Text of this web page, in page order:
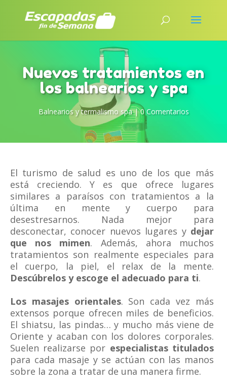
Nuevos tratamientos en
los balnearios y spa
Balnearios y termalismo spa|0 Comentarios
El turismo de salud es uno de los que más
está creciendo. Y es que ofrece lugares
similares a paraísos con tratamientos a la
última en mente y cuerpo para
desestresarnos. Nada mejor para
desconectar, conocer nuevos lugares y dejar
que nos mimen. Además, ahora muchos
tratamientos son realmente especiales para
el cuerpo, la piel, el relax de la mente.
Descúbrelos y escoge el adecuado para ti.
Los masajes orientales. Son cada vez más
extensos porque ofrecen miles de beneficios.
El shiatsu, las pindas… y mucho más viene de
Oriente y acaban con los dolores corporales.
Suelen realizarse por especialistas titulados
para cada masaje y se actúan con las manos
sobre la zona a tratar de una manera firme.